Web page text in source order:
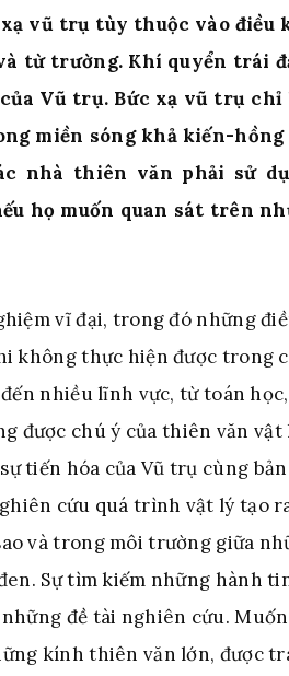
vũ trụ tùy thuộc vào
từ trường. Khí quyển trái
Vũ trụ. Bức xạ vũ trụ chỉ
miền sóng khả kiến-
nhà thiên văn phải sử
họ muốn quan sát trên
vĩ đại, trong đó những
không thực hiện được trong
nhiều lĩnh vực, từ toán
được chú ý của thiên văn
tiến hóa của Vũ trụ cùng
cứu quá trình vật lý tạo
và trong môi trường giữa
Sự tìm kiếm những hành
đề tài nghiên cứu.
kính thiên văn lớn, được